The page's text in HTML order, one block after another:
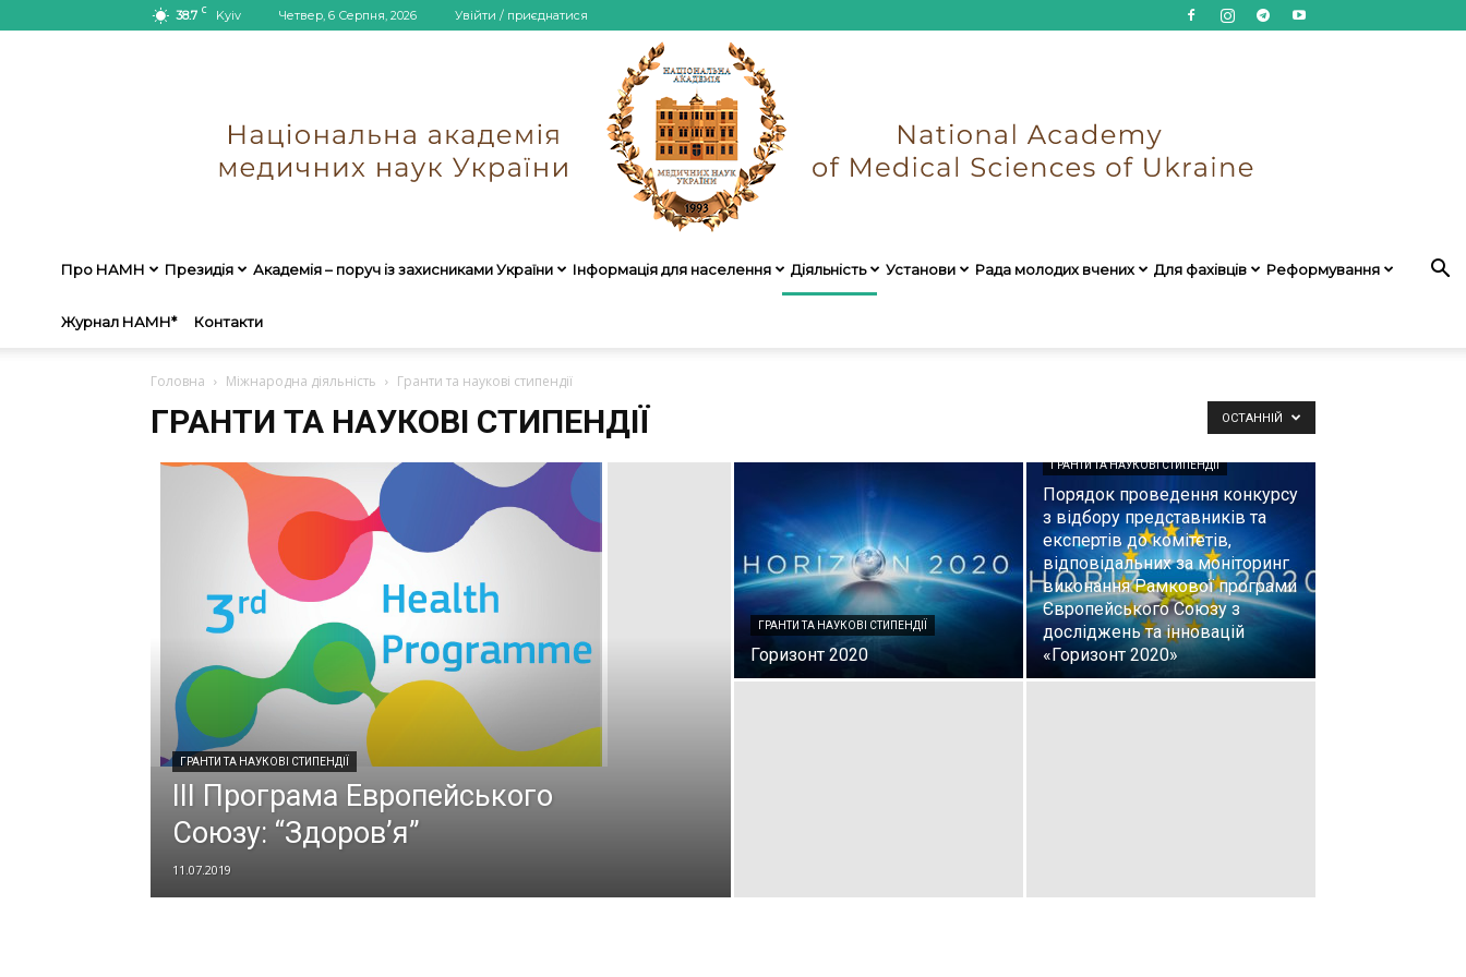
38.7 C Kyiv Четвер, 6 Серпня, 2026 Увійти / приєднатися
Про НАМН Президія Академія – поруч із захисниками України Інформація для населення Діяльність Установи Рада молодих вчених Для фахівців Реформування
Журнал НАМН* Контакти
Головна Міжнародна діяльність Гранти та наукові стипендії
ГРАНТИ ТА НАУКОВІ СТИПЕНДІЇ ОСТАННІЙ
ГРАНТИ ТА НАУКОВІ СТИПЕНДІЇ
III Програма Европейського
Союзу: “Здоров’я”
11.07.2019
ГРАНТИ ТА НАУКОВІ СТИПЕНДІЇ
Горизонт 2020
ГРАНТИ ТА НАУКОВІ СТИПЕНДІЇ
Порядок проведення конкурсу
з відбору представників та
експертів до комітетів,
відповідальних за моніторинг
виконання Рамкової програми
Європейського Союзу з
досліджень та інновацій
«Горизонт 2020»